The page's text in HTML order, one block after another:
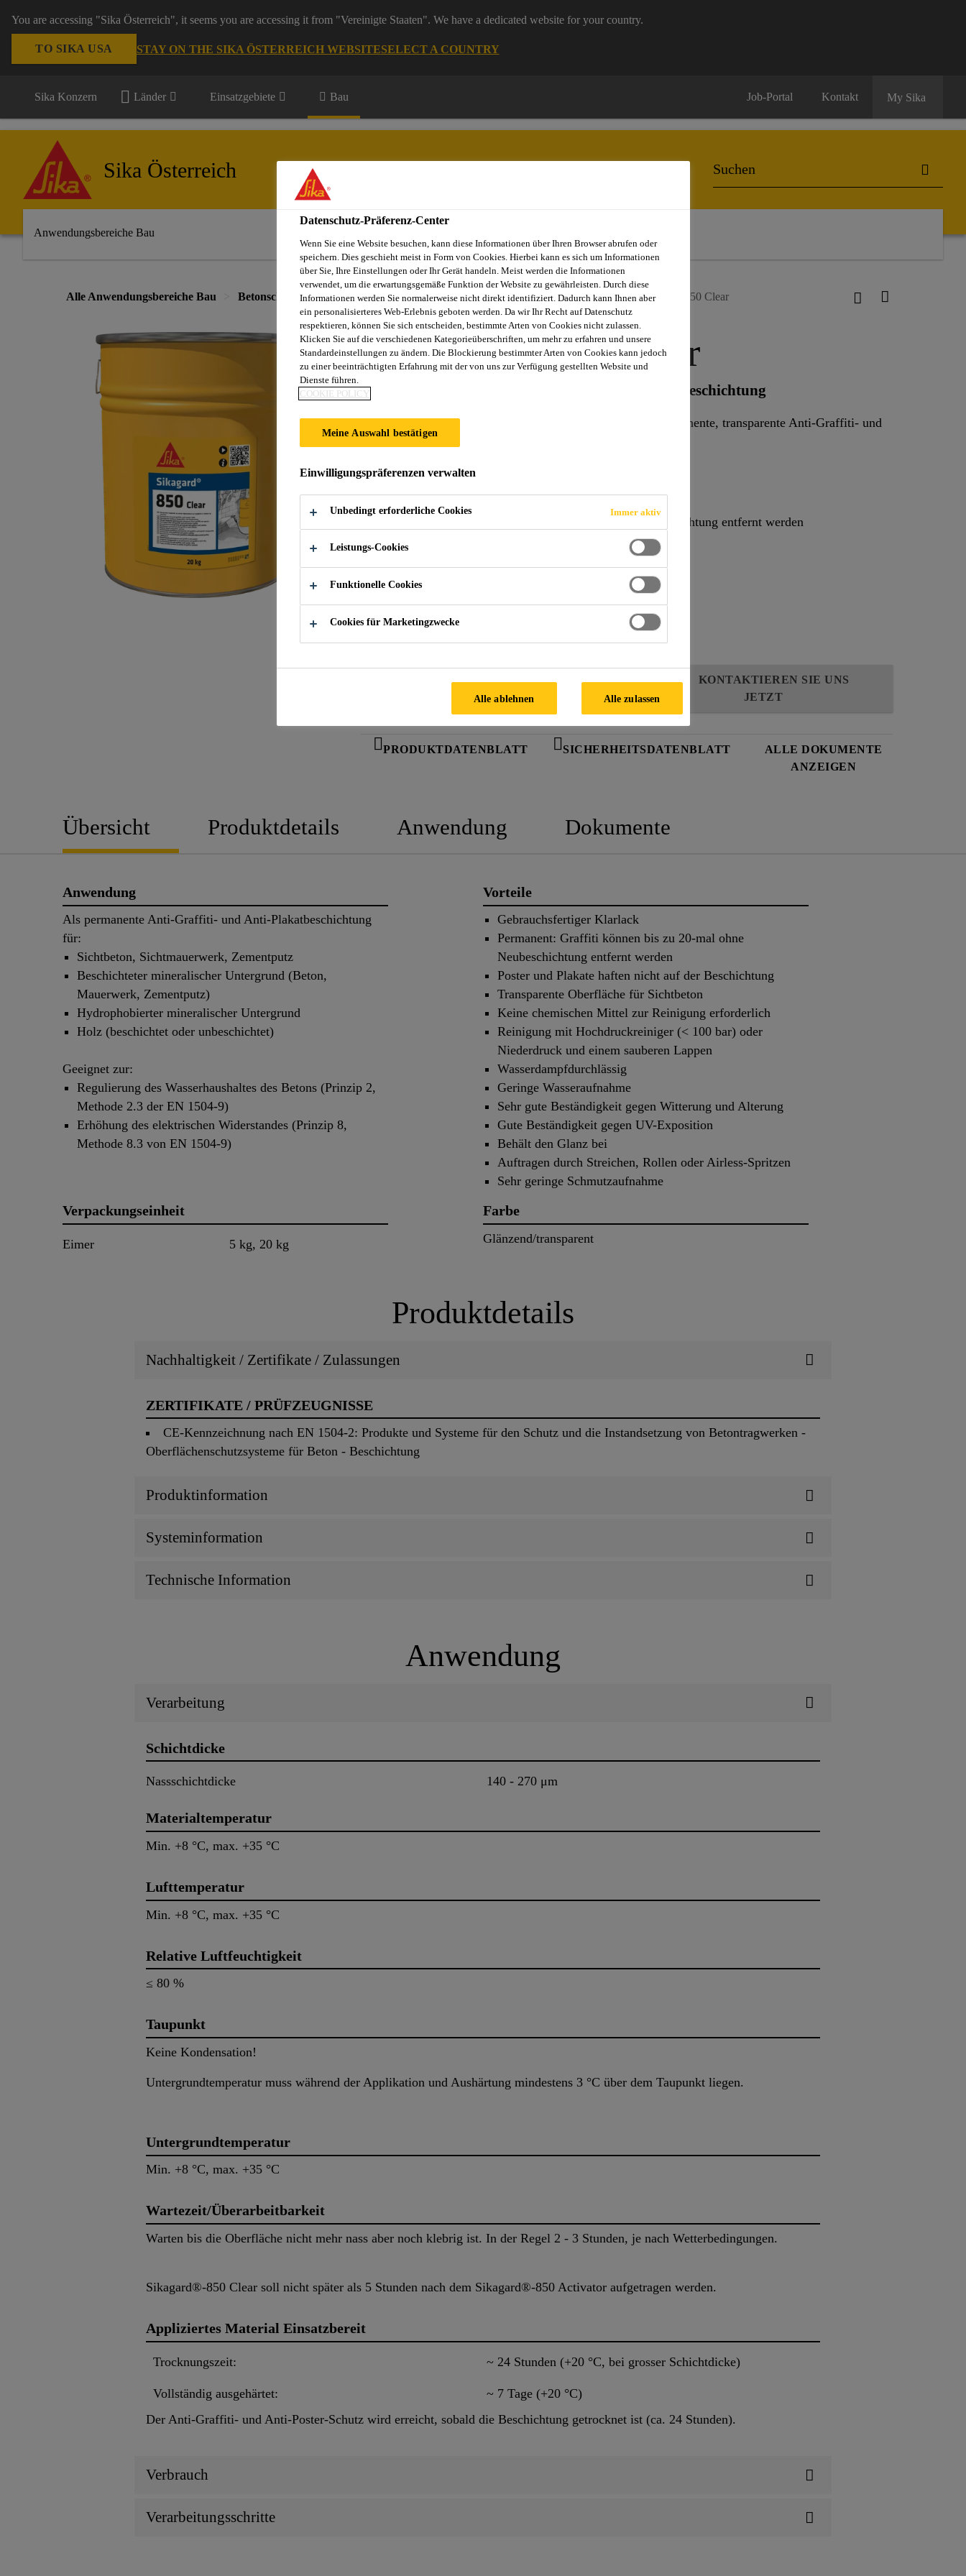
You are accessing "Sika Österreich", it seems you are accessing it from "Vereinigte Staaten". We have a dedicated website for your country.
TO SIKA USA STAY ON THE SIKA ÖSTERREICH WEBSITESELECT A COUNTRY
Sika Konzern Länder Einsatzgebiete Bau Job-Portal Kontakt My Sika
Sika Österreich
Anwendungsbereiche Bau
Alle Anwendungsbereiche Bau Betonschutz und -instandsetzung Betoninstandsetzung Graffitischutz Sikagard®-850 Clear
Sikagard®-850 Clear
Permanente, klare Anti-Graffiti- und Anti-Plakatbeschichtung
Polysiloxanbasierte, 1-komponentige, gebrauchsfertige, permanente, transparente Anti-Graffiti- und
Anti-Plakatbeschichtung.
Gebrauchsfertiger Klarlack
Permanent: Graffiti können bis zu 20-mal ohne Neubeschichtung entfernt werden
Poster und Plakate haften nicht auf der Beschichtung
FINDEN SIE IHREN SIKA
BERATER
KONTAKTIEREN SIE UNS
JETZT
PRODUKTDATENBLATT SICHERHEITSDATENBLATT
ALLE DOKUMENTE
ANZEIGEN
Übersicht Produktdetails Anwendung Dokumente
Anwendung
Als permanente Anti-Graffiti- und Anti-Plakatbeschichtung
für:
Sichtbeton, Sichtmauerwerk, Zementputz
Beschichteter mineralischer Untergrund (Beton,
Mauerwerk, Zementputz)
Hydrophobierter mineralischer Untergrund
Holz (beschichtet oder unbeschichtet)
Geeignet zur:
Regulierung des Wasserhaushaltes des Betons (Prinzip 2,
Methode 2.3 der EN 1504-9)
Erhöhung des elektrischen Widerstandes (Prinzip 8,
Methode 8.3 von EN 1504-9)
Vorteile
Gebrauchsfertiger Klarlack
Permanent: Graffiti können bis zu 20-mal ohne
Neubeschichtung entfernt werden
Poster und Plakate haften nicht auf der Beschichtung
Transparente Oberfläche für Sichtbeton
Keine chemischen Mittel zur Reinigung erforderlich
Reinigung mit Hochdruckreiniger (< 100 bar) oder
Niederdruck und einem sauberen Lappen
Wasserdampfdurchlässig
Geringe Wasseraufnahme
Sehr gute Beständigkeit gegen Witterung und Alterung
Gute Beständigkeit gegen UV-Exposition
Behält den Glanz bei
Auftragen durch Streichen, Rollen oder Airless-Spritzen
Sehr geringe Schmutzaufnahme
Verpackungseinheit
Eimer 5 kg, 20 kg
Farbe
Glänzend/transparent
Produktdetails
Nachhaltigkeit / Zertifikate / Zulassungen
ZERTIFIKATE / PRÜFZEUGNISSE
CE-Kennzeichnung nach EN 1504-2: Produkte und Systeme für den Schutz und die Instandsetzung von Betontragwerken -
Oberflächenschutzsysteme für Beton - Beschichtung
Produktinformation
Systeminformation
Technische Information
Anwendung
Verarbeitung
Schichtdicke
Nassschichtdicke 140 - 270 μm
Materialtemperatur
Min. +8 °C, max. +35 °C
Lufttemperatur
Min. +8 °C, max. +35 °C
Relative Luftfeuchtigkeit
≤ 80 %
Taupunkt
Keine Kondensation!
Untergrundtemperatur muss während der Applikation und Aushärtung mindestens 3 °C über dem Taupunkt liegen.
Untergrundtemperatur
Min. +8 °C, max. +35 °C
Wartezeit/Überarbeitbarkeit
Warten bis die Oberfläche nicht mehr nass aber noch klebrig ist. In der Regel 2 - 3 Stunden, je nach Wetterbedingungen.
Sikagard®-850 Clear soll nicht später als 5 Stunden nach dem Sikagard®-850 Activator aufgetragen werden.
Appliziertes Material Einsatzbereit
Trocknungszeit: ~ 24 Stunden (+20 °C, bei grosser Schichtdicke)
Vollständig ausgehärtet:
~ 7 Tage (+20 °C)
Der Anti-Graffiti- und Anti-Poster-Schutz wird erreicht, sobald die Beschichtung getrocknet ist (ca. 24 Stunden).
Verbrauch
Verarbeitungsschritte
Datenschutz-Präferenz-Center
Wenn Sie eine Website besuchen, kann diese Informationen über Ihren Browser abrufen oder
speichern. Dies geschieht meist in Form von Cookies. Hierbei kann es sich um Informationen
über Sie, Ihre Einstellungen oder Ihr Gerät handeln. Meist werden die Informationen
verwendet, um die erwartungsgemäße Funktion der Website zu gewährleisten. Durch diese
Informationen werden Sie normalerweise nicht direkt identifiziert. Dadurch kann Ihnen aber
ein personalisierteres Web-Erlebnis geboten werden. Da wir Ihr Recht auf Datenschutz
respektieren, können Sie sich entscheiden, bestimmte Arten von Cookies nicht zulassen.
Klicken Sie auf die verschiedenen Kategorieüberschriften, um mehr zu erfahren und unsere
Standardeinstellungen zu ändern. Die Blockierung bestimmter Arten von Cookies kann jedoch
zu einer beeinträchtigten Erfahrung mit der von uns zur Verfügung gestellten Website und
Dienste führen.
COOKIE POLICY
Meine Auswahl bestätigen
Einwilligungspräferenzen verwalten
Unbedingt erforderliche Cookies Immer aktiv
Leistungs-Cookies
Funktionelle Cookies
Cookies für Marketingzwecke
Alle ablehnen Alle zulassen